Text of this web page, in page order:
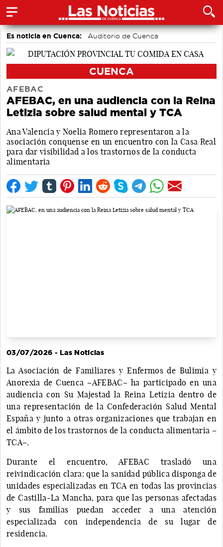
Es noticia en Cuenca: Auditorio de Cuenca
CUENCA
AFEBAC
AFEBAC, en una audiencia con la Reina
Letizia sobre salud mental y TCA
Ana Valencia y Noelia Romero representaron a la
asociación conquense en un encuentro con la Casa Real
para dar visibilidad a los trastornos de la conducta
alimentaria
03/07/2026 - Las Noticias
La Asociación de Familiares y Enfermos de Bulimia y
Anorexia de Cuenca –AFEBAC– ha participado en una
audiencia con Su Majestad la Reina Letizia dentro de
una representación de la Confederación Salud Mental
España y junto a otras organizaciones que trabajan en
el ámbito de los trastornos de la conducta alimentaria –
TCA–.
Durante el encuentro, AFEBAC trasladó una
reivindicación clara: que la sanidad pública disponga de
unidades especializadas en TCA en todas las provincias
de Castilla-La Mancha, para que las personas afectadas
y sus familias puedan acceder a una atención
especializada con independencia de su lugar de
residencia.